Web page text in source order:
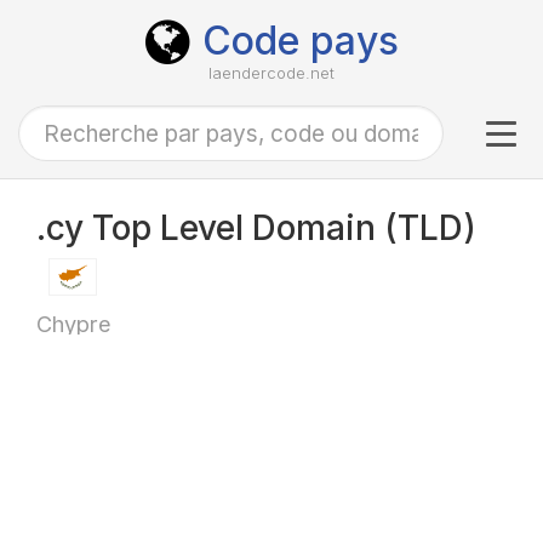
Code pays
laendercode.net
.cy Top Level Domain (TLD)
Chypre